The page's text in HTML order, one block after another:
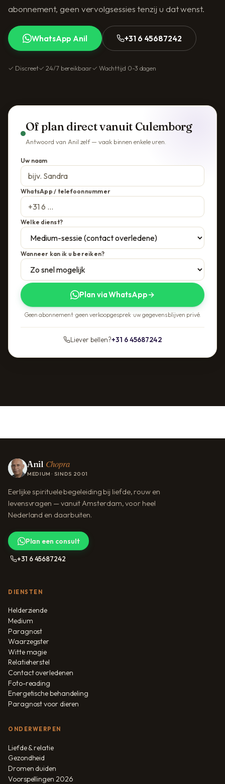
abonnement, geen vervolgsessies tenzij u dat wenst.
WhatsApp Anil +31 6 45687242
✓ Discreet✓ 24/7 bereikbaar✓ Wachttijd 0-3 dagen
Of plan direct vanuit Culemborg
Antwoord van Anil zelf — vaak binnen enkele uren.
Uw naam
WhatsApp / telefoonnummer
Welke dienst?
Wanneer kan ik u bereiken?
Plan via WhatsApp→
Geen abonnement · geen verkoopgesprek · uw gegevens blijven privé.
Liever bellen?+31 6 45687242
Anil Chopra
MEDIUM · SINDS 2001
Eerlijke spirituele begeleiding bij liefde, rouw en
levensvragen — vanuit Amsterdam, voor heel
Nederland en daarbuiten.
Plan een consult
+31 6 45687242
DIENSTEN
Helderziende
Medium
Paragnost
Waarzegster
Witte magie
Relatieherstel
Contact overledenen
Foto-reading
Energetische behandeling
Paragnost voor dieren
ONDERWERPEN
Liefde & relatie
Gezondheid
Dromen duiden
Voorspellingen 2026